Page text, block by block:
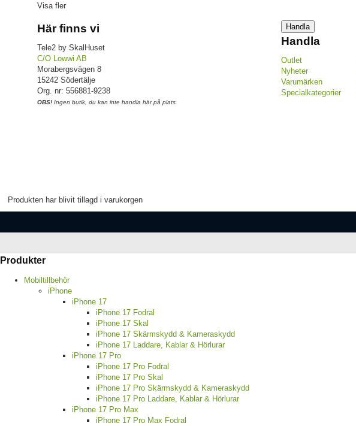
Visa fler
Här finns vi
Tele2 by SkalHuset
C/O Lowwi AB
Morabergsvägen 8
15242 Södertälje
Org. nr: 556881-9238
OBS! Ingen butik, du kan inte handla här på plats
Handla
Handla
Outlet
Nyheter
Varumärken
Specialkategorier
Produkten har blivit tillagd i varukorgen
Produkter
Mobiltillbehör
iPhone
iPhone 17
iPhone 17 Fodral
iPhone 17 Skal
iPhone 17 Skärmskydd & Kameraskydd
iPhone 17 Laddare, Kablar & Hörlurar
iPhone 17 Pro
iPhone 17 Pro Fodral
iPhone 17 Pro Skal
iPhone 17 Pro Skärmskydd & Kameraskydd
iPhone 17 Pro Laddare, Kablar & Hörlurar
iPhone 17 Pro Max
iPhone 17 Pro Max Fodral